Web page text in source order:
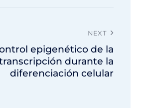
NEXT
epigenético de la
durante la
diferenciación celular